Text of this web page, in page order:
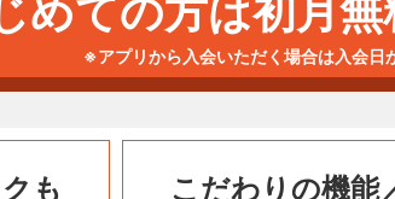
めての方は初月
※アプリから入会いただく場合は入会日
も
こだわりの機能